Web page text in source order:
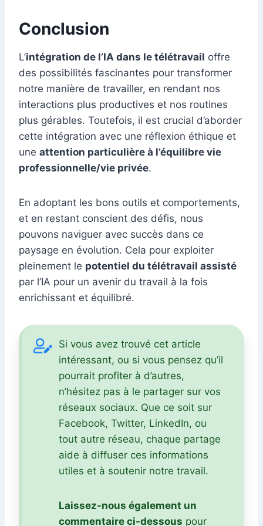
Conclusion
L’intégration de l’IA dans le télétravail offre
des possibilités fascinantes pour transformer
notre manière de travailler, en rendant nos
interactions plus productives et nos routines
plus gérables. Toutefois, il est crucial d’aborder
cette intégration avec une réflexion éthique et
une attention particulière à l’équilibre vie
professionnelle/vie privée.
En adoptant les bons outils et comportements,
et en restant conscient des défis, nous
pouvons naviguer avec succès dans ce
paysage en évolution. Cela pour exploiter
pleinement le potentiel du télétravail assisté
par l’IA pour un avenir du travail à la fois
enrichissant et équilibré.
Si vous avez trouvé cet article
intéressant, ou si vous pensez qu’il
pourrait profiter à d’autres,
n’hésitez pas à le partager sur vos
réseaux sociaux. Que ce soit sur
Facebook, Twitter, LinkedIn, ou
tout autre réseau, chaque partage
aide à diffuser ces informations
utiles et à soutenir notre travail.
Laissez-nous également un
commentaire ci-dessous pour